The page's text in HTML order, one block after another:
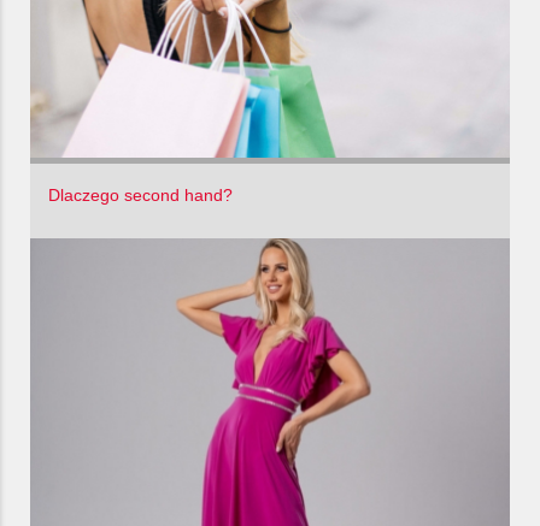
Dlaczego second hand?